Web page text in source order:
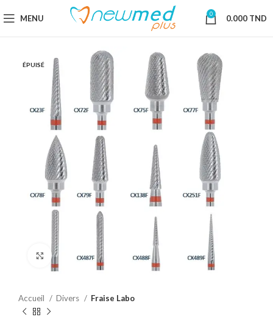
MENU 0 0.000 TND
ÉPUISÉ
Cliquez pour agrandir
Accueil Divers Fraise Labo